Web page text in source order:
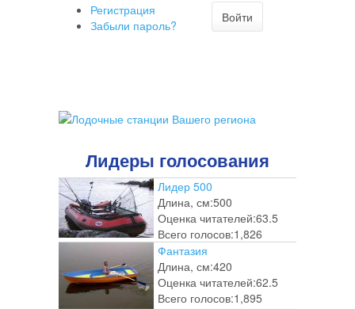
Регистрация
Забыли пароль?
Войти
Лидеры голосования
Лидер 500
Длина, см:500
Оценка читателей:63.5
Всего голосов:1,826
Фантазия
Длина, см:420
Оценка читателей:62.5
Всего голосов:1,895